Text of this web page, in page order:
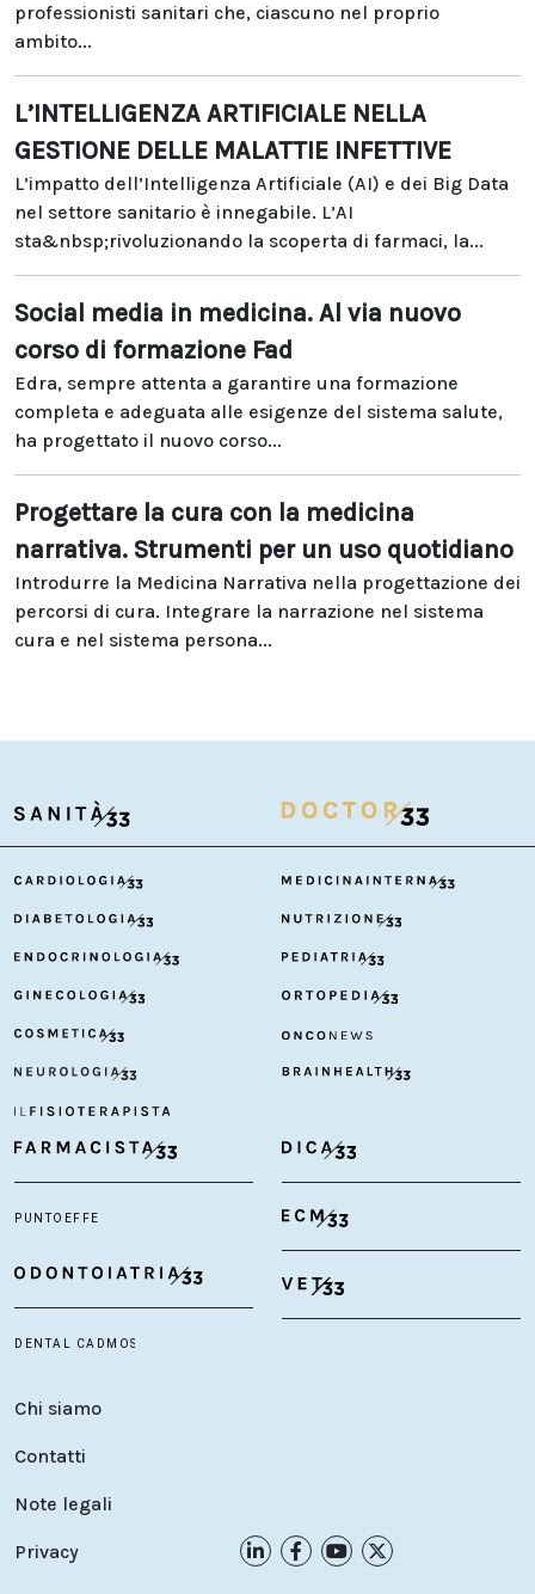
professionisti sanitari che, ciascuno nel proprio
ambito...
L’INTELLIGENZA ARTIFICIALE NELLA
GESTIONE DELLE MALATTIE INFETTIVE
L’impatto dell’Intelligenza Artificiale (AI) e dei Big Data
nel settore sanitario è innegabile. L’AI
sta&nbsp;rivoluzionando la scoperta di farmaci, la...
Social media in medicina. Al via nuovo
corso di formazione Fad
Edra, sempre attenta a garantire una formazione
completa e adeguata alle esigenze del sistema salute,
ha progettato il nuovo corso...
Progettare la cura con la medicina
narrativa. Strumenti per un uso quotidiano
Introdurre la Medicina Narrativa nella progettazione dei
percorsi di cura. Integrare la narrazione nel sistema
cura e nel sistema persona...
Chi siamo
Contatti
Note legali
Privacy